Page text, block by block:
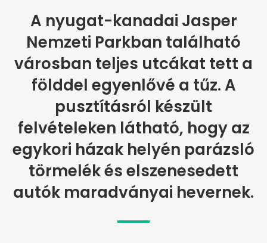
A nyugat-kanadai Jasper
Nemzeti Parkban található
városban teljes utcákat tett a
földdel egyenlővé a tűz. A
pusztításról készült
felvételeken látható, hogy az
egykori házak helyén parázsló
törmelék és elszenesedett
autók maradványai hevernek.